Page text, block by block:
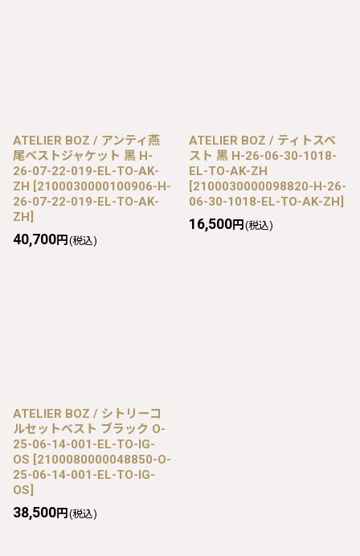
ATELIER BOZ / アンティ燕
尾ベストジャケット 黒 H-
26-07-22-019-EL-TO-AK-
ZH [2100030000100906-H-
26-07-22-019-EL-TO-AK-
ZH]
40,700円 (税込)
ATELIER BOZ / ティトスベ
スト 黒 H-26-06-30-1018-
EL-TO-AK-ZH
[2100030000098820-H-26-
06-30-1018-EL-TO-AK-ZH]
16,500円 (税込)
ATELIER BOZ / シトリーコ
ルセットベスト ブラック O-
25-06-14-001-EL-TO-IG-
OS [2100080000048850-O-
25-06-14-001-EL-TO-IG-
OS]
38,500円 (税込)